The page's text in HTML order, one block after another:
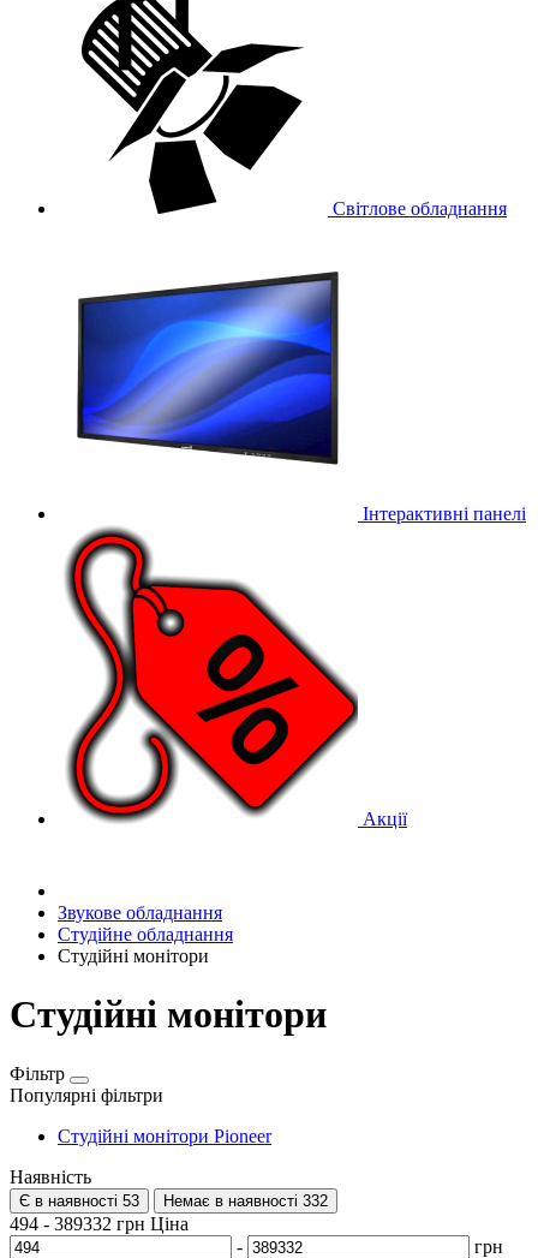
Світлове обладнання
Інтерактивні панелі
Акції
Звукове обладнання
Студійне обладнання
Студійні монітори
Студійні монітори
Фільтр
Популярні фільтри
Студійні монітори Pioneer
Наявність
Є в наявності 53 Немає в наявності 332
494 - 389332 грн Ціна
-
грн